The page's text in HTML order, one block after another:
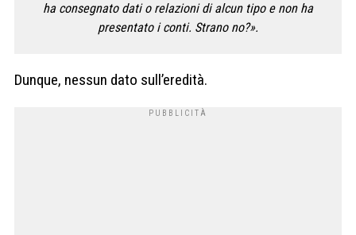
ha consegnato dati o relazioni di alcun tipo e non ha
presentato i conti. Strano no?».
Dunque, nessun dato sull’eredità.